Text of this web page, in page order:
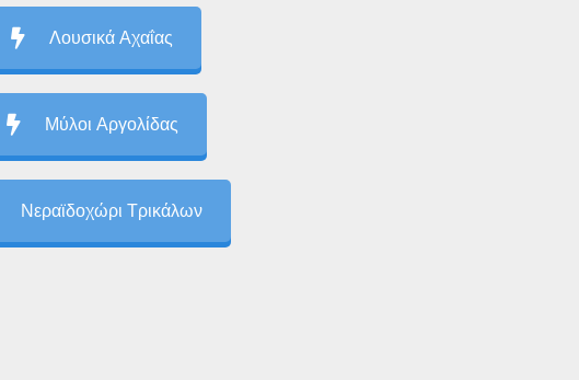
Λουσικά Αχαΐας
Μύλοι Αργολίδας
Νεραϊδοχώρι Τρικάλων